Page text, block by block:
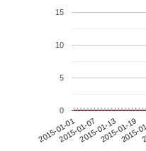
2015-01-012015-01-072015-01-132015-01-19
2015-
0
5
10
15